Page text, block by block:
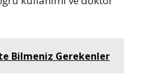
Bilmeniz Gerekenler